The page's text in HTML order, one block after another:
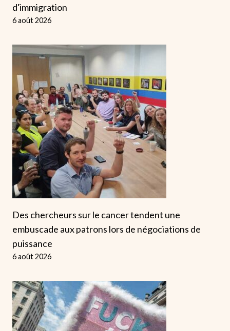
d'immigration
6 août 2026
Des chercheurs sur le cancer tendent une
embuscade aux patrons lors de négociations de
puissance
6 août 2026